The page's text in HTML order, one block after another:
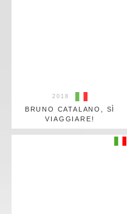
2018
BRUNO CATALANO, SÌ
VIAGGIARE!